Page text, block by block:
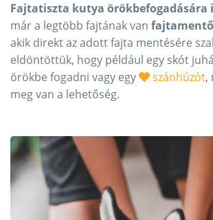
Fajtatiszta kutya örökbefogadására
már a legtöbb fajtának van fajtamentő
akik direkt az adott fajta mentésére
eldöntöttük, hogy például egy skót
örökbe fogadni vagy egy
szánhúzót,
meg van a lehetőség.